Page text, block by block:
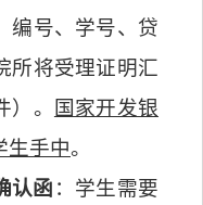
编号、学号、贷
所将受理证明汇
。
国家开发银
生手中。
认函 ：学生需要